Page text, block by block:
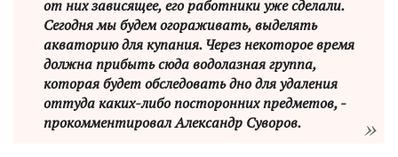
от них зависящее, его работники уже сделали.
Сегодня мы будем огораживать, выделять
акваторию для купания. Через некоторое время
должна прибыть сюда водолазная группа,
которая будет обследовать дно для удаления
оттуда каких-либо посторонних предметов, -
прокомментировал Александр Суворов.